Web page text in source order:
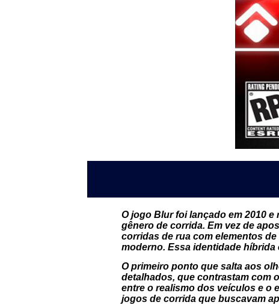
O jogo Blurfoi lançado em 2010 e
gênero de corrida. Em vez de
corridas de rua com elementos
moderno. Essa identidade
O primeiro ponto que salta aos
detalhados, que contrastam com
entre o realismo dos veículos e o
jogos de corrida que buscavam